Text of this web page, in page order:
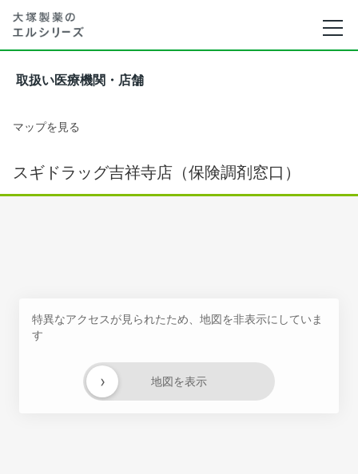
取扱い医療機関・店舗
マップを見る
スギドラッグ吉祥寺店（保険調剤窓口）
特異なアクセスが見られたため、地図を非表示にしていま
す
地図を表示
›